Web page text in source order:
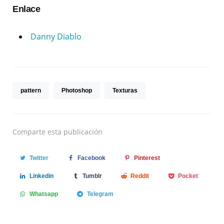
Enlace
Danny Diablo
pattern Photoshop Texturas
Comparte esta publicación
Twitter Facebook Pinterest
Linkedin Tumblr Reddit Pocket
Whatsapp Telegram